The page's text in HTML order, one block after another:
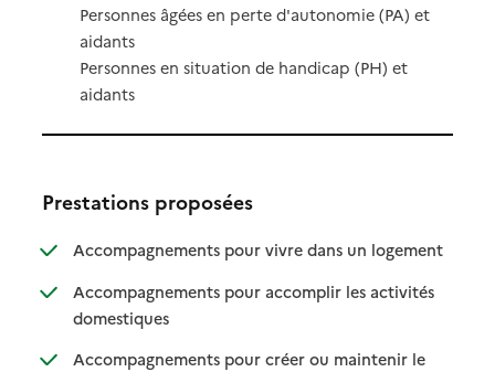
Personnes âgées en perte d'autonomie (PA) et
aidants
Personnes en situation de handicap (PH) et
aidants
Prestations proposées
Accompagnements pour vivre dans un logement
:
: non
Accompagnements pour accomplir les activités
domestiques: disponible
: non disponible
Accompagnements pour créer ou maintenir le